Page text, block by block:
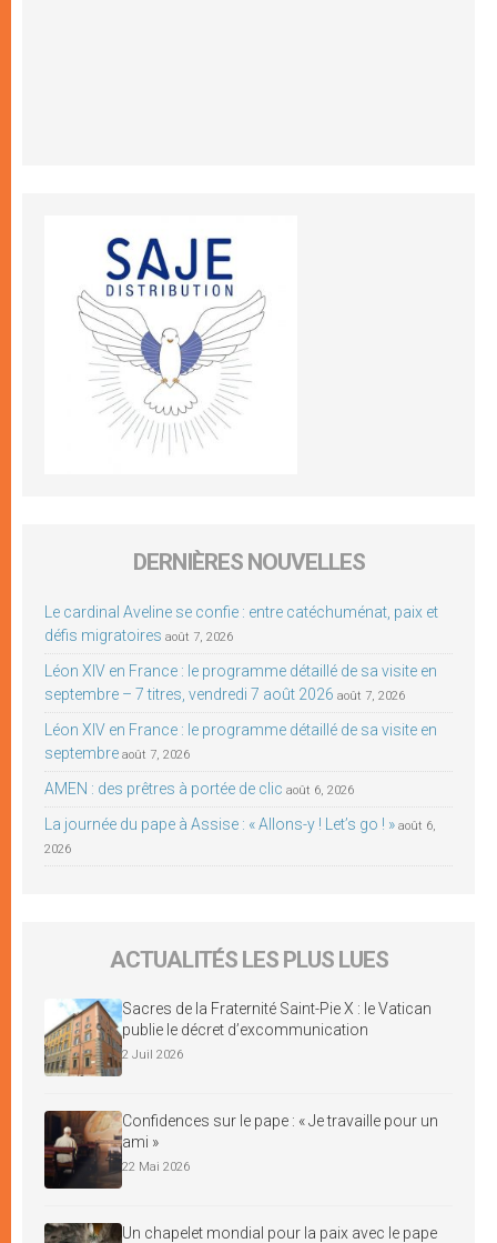
DERNIÈRES NOUVELLES
Le cardinal Aveline se confie : entre catéchuménat, paix et
défis migratoires août 7, 2026
Léon XIV en France : le programme détaillé de sa visite en
septembre – 7 titres, vendredi 7 août 2026 août 7, 2026
Léon XIV en France : le programme détaillé de sa visite en
septembre août 7, 2026
AMEN : des prêtres à portée de clic août 6, 2026
La journée du pape à Assise : « Allons-y ! Let’s go ! » août 6,
2026
ACTUALITÉS LES PLUS LUES
Sacres de la Fraternité Saint-Pie X : le Vatican
publie le décret d’excommunication
2 Juil 2026
Confidences sur le pape : « Je travaille pour un
ami »
22 Mai 2026
Un chapelet mondial pour la paix avec le pape